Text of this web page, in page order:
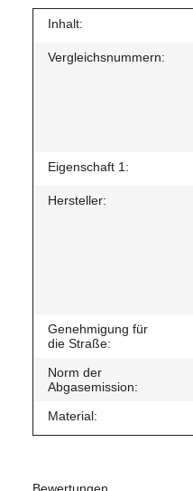
Inhalt:
Vergleichsnummern:
Eigenschaft 1:
Hersteller:
Genehmigung für
die Straße:
Norm der
Abgasemission:
Material: